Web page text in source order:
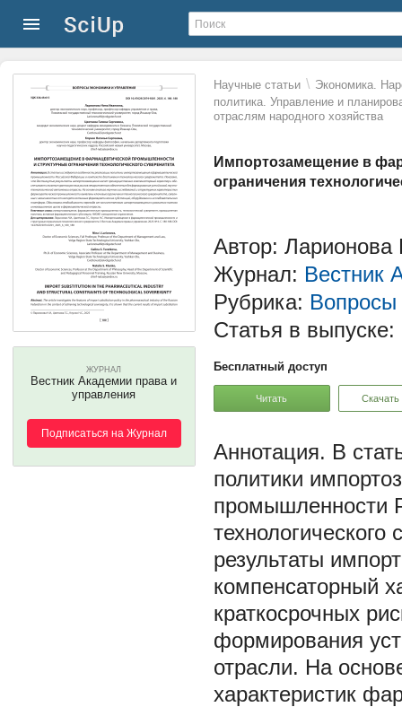
Научные статьи \ Экономика.
политика. Управление и
отраслям народного хозяйства
Импортозамещение в
ограничения
ЖУРНАЛ
Вестник Академии права и
управления
Подписаться на Журнал
Автор:
Журнал: Вестник
Рубрика: Вопросы
Статья в выпуске:
Бесплатный доступ
Читать Скачать
В
политики
промышленности
технологического
результаты
компенсаторный
краткосрочных
формирования
отрасли. На
характеристик